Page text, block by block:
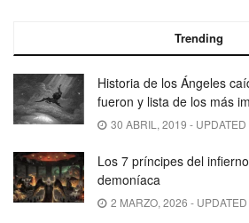
Trending
Historia de los Ángeles
fueron y lista de los más
30 ABRIL, 2019 -
Los 7 príncipes del
demoníaca
2 MARZO, 2026 -